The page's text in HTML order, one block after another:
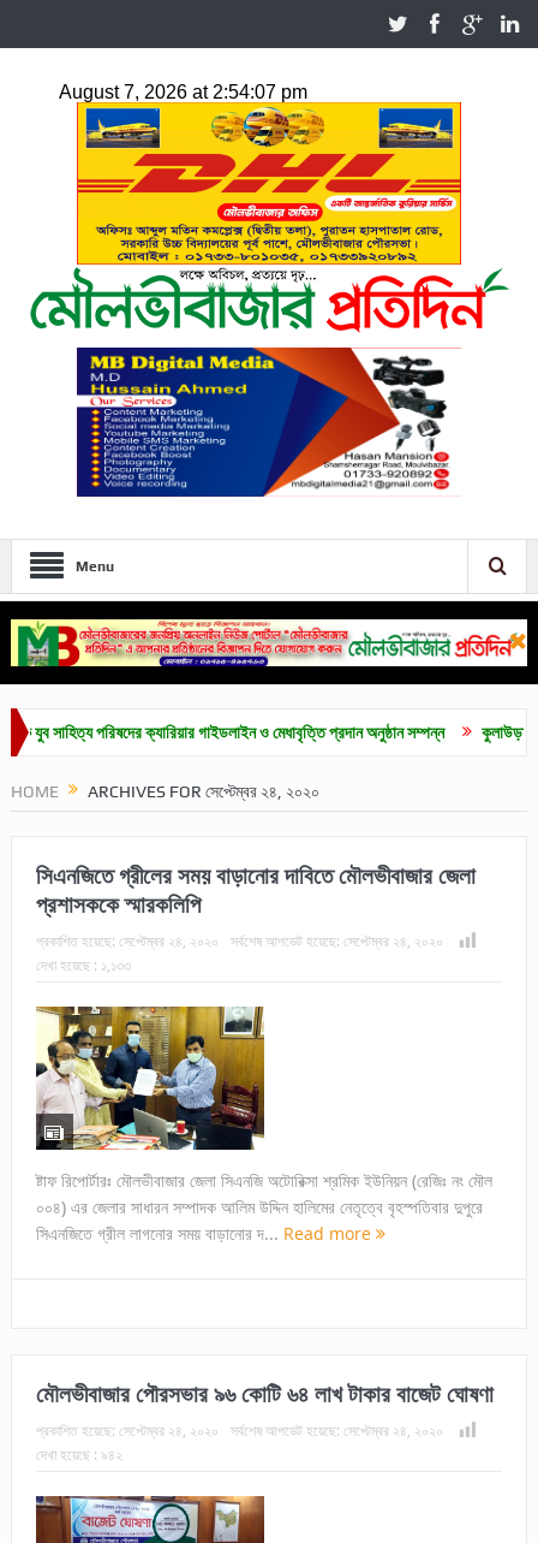
Menu
পরিষদের ক্যারিয়ার গাইডলাইন ও মেধাবৃত্তি প্রদান অনুষ্ঠান সম্পন্ন কুলাউড়ায় জুলাই
HOME ARCHIVES FOR সেপ্টেম্বর ২৪, ২০২০
সিএনজিতে গ্রীলের সময় বাড়ানোর দাবিতে মৌলভীবাজার জেলা
প্রশাসককে স্মারকলিপি
প্রকাশিত হয়েছে: সেপ্টেম্বর ২৪, ২০২০ সর্বশেষ আপডেট হয়েছে: সেপ্টেম্বর ২৪, ২০২০
দেখা হয়েছে : ১,১৩৩
ষ্টাফ রিপোর্টারঃ মৌলভীবাজার জেলা সিএনজি অটোরিক্সা শ্রমিক ইউনিয়ন (রেজিঃ নং মৌল
০০৪) এর জেলার সাধারন সম্পাদক আলিম উদ্দিন হালিমের নেতৃত্বে বৃহস্পতিবার দুপুরে
সিএনজিতে গ্রীল লাগনোর সময় বাড়ানোর দ... Read more
মৌলভীবাজার পৌরসভার ৯৬ কোটি ৬৪ লাখ টাকার বাজেট ঘোষণা
প্রকাশিত হয়েছে: সেপ্টেম্বর ২৪, ২০২০ সর্বশেষ আপডেট হয়েছে: সেপ্টেম্বর ২৪, ২০২০
দেখা হয়েছে : ৯৪২